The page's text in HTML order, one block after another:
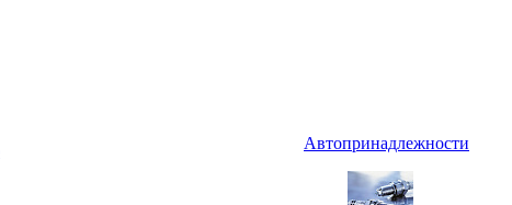
Автопринадлежности